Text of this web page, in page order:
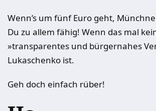
Wenn’s um fünf Euro geht,
Du zu allem fähig! Wenn das mal
»transparentes und bürgernahes
Lukaschenko ist.
Geh doch einfach rüber!